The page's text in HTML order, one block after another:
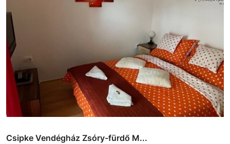
Csipke Vendégház Zsóry-fürdő M...